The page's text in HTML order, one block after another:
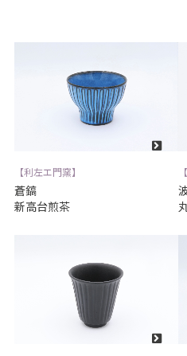
【利左エ門窯】
蒼鎬
新高台煎茶